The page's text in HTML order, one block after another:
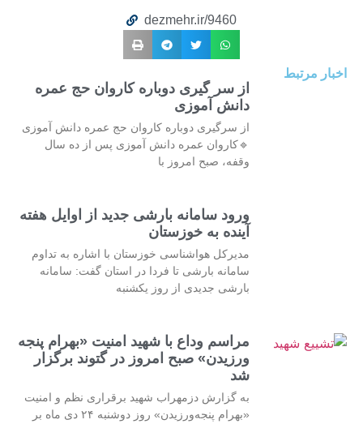
dezmehr.ir/9460
اخبار مرتبط
از سر گیری دوباره کاروان حج عمره
دانش آموزی
از سرگیری دوباره کاروان حج عمره دانش آموزی
🔹کاروان عمره دانش آموزی پس از ده سال
وقفه، صبح امروز با
ورود سامانه بارشی جدید از اوایل هفته
آینده به خوزستان
مدیرکل هواشناسی خوزستان با اشاره به تداوم
سامانه بارشی تا فردا در استان گفت: سامانه
بارشی جدیدی از روز یکشنبه
مراسم وداع با شهید امنیت «بهرام پنجه
ورزیدن» صبح امروز در گتوند برگزار
شد
به گزارش دزمهراب شهید برقراری نظم و امنیت
«بهرام پنجه‌ورزیدن» روز دوشنبه ۲۴ دی ماه بر